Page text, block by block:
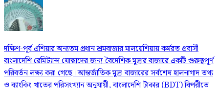
দক্ষিণ-পূর্ব এশিয়ার অন্যতম প্রধান শ্রমবাজার মালয়েশিয়ায় কর্মরত প্রবাসী
বাংলাদেশি রেমিট্যান্স যোদ্ধাদের জন্য বৈদেশিক মুদ্রার বাজারে একটি গুরুত্বপূর্ণ
পরিবর্তন লক্ষ্য করা গেছে। আন্তর্জাতিক মুদ্রা বাজারের সর্বশেষ হালনাগাদ তথ্য
ও ব্যাংকিং খাতের পরিসংখ্যান অনুযায়ী, বাংলাদেশি টাকার (BDT) বিপরীতে